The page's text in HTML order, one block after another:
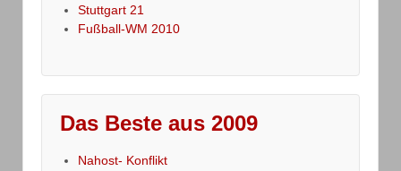
Stuttgart 21
Fußball-WM 2010
Das Beste aus 2009
Nahost- Konflikt